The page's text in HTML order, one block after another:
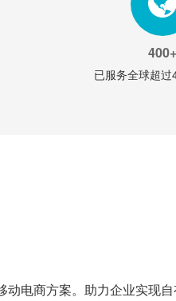
400+
已服务全球超过
电商方案。助力企业实现